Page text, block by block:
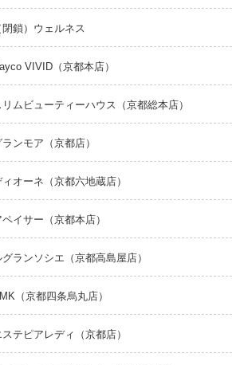
閉鎖）ウェルネス
VIVID（京都本店）
リムビューティーハウス（京都総本店）
ンモア（京都店）
オーネ（京都六地蔵店）
イサー（京都本店）
ランソシエ（京都高島屋店）
（京都四条烏丸店）
テピアレディ（京都店）